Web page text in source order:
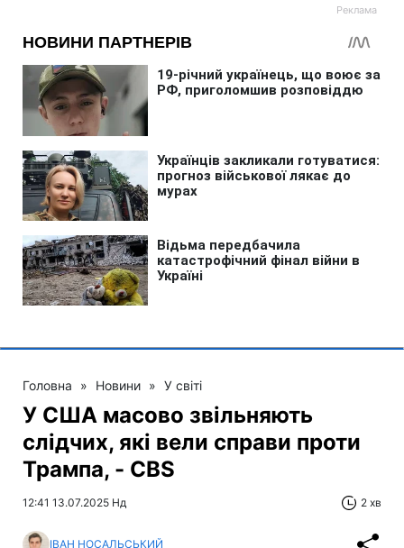
Головна » Новини » У світі
У США масово звільняють
слідчих, які вели справи проти
Трампа, - CBS
12:41 13.07.2025 Нд 2 хв
ІВАН НОСАЛЬСЬКИЙ